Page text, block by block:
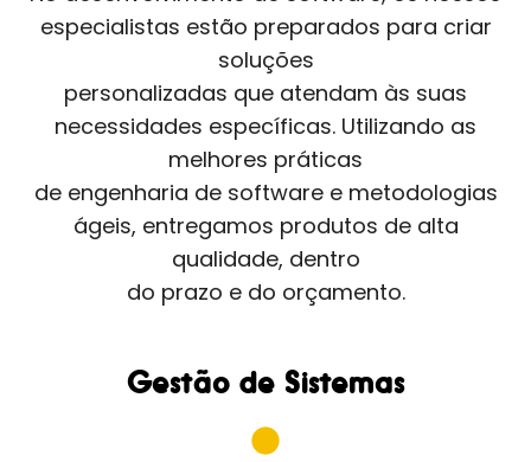
especialistas estão preparados para criar
soluções
personalizadas que atendam às suas
necessidades específicas. Utilizando as
melhores práticas
de engenharia de software e metodologias
ágeis, entregamos produtos de alta
qualidade, dentro
do prazo e do orçamento.
Gestão de Sistemas